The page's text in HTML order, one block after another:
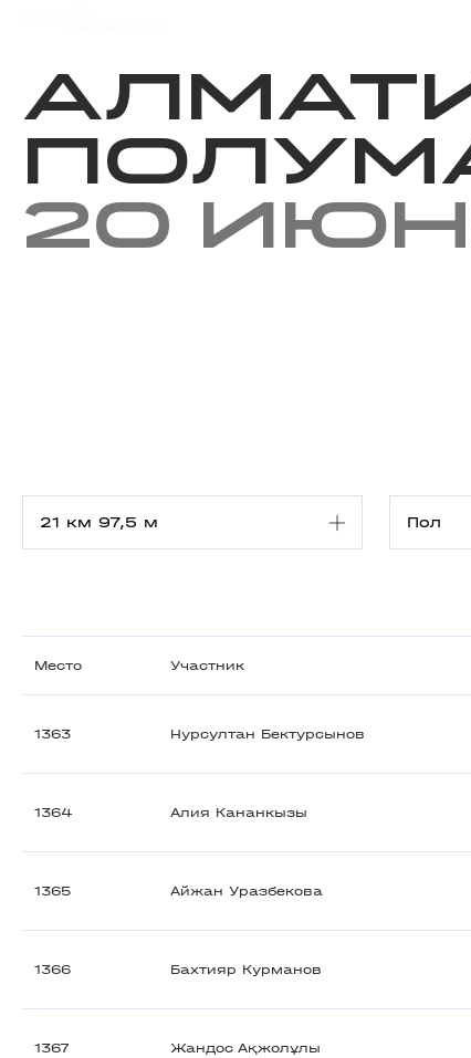
20
Место Участник
1363 Нурсултан Бектурсынов
1364 Алия Кананкызы
1365 Айжан Уразбекова
1366 Бахтияр Курманов
1367 Жандос Ақжолұлы